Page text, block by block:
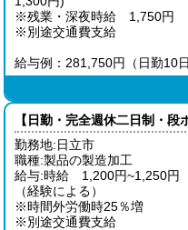
※残業・深夜時給 1,750円
※別途交通費支給
給与例：281,750円（日勤10
【日勤・完全週休二日制・段
勤務地:日立市
職種:製品の製造加工
給与:時給 1,200円~1,250円
（経験による）
※時間外労働時25％増
※別途交通費支給